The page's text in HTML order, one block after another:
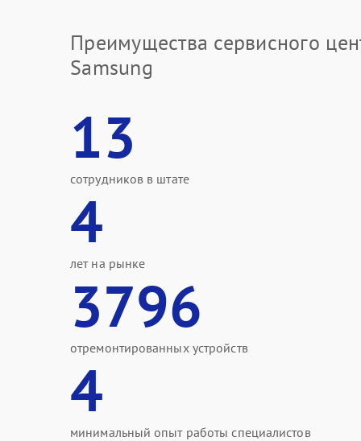
Преимущества сервисного
Samsung
13
сотрудников в штате
4
лет на рынке
3796
отремонтированных устройств
4
минимальный опыт работы специалистов